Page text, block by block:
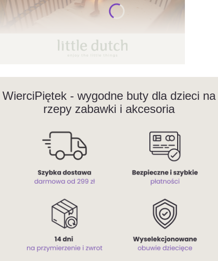
WierciPiętek - wygodne buty dla dzieci na
rzepy zabawki i akcesoria